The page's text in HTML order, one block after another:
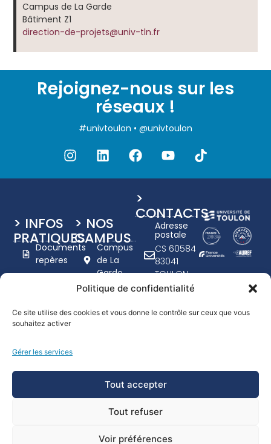
Politique de confidentialité
Ce site utilise des cookies et vous donne le contrôle sur ceux que vous
souhaitez activer
Gérer les services
Tout accepter
Tout refuser
Voir préférences
Campus de La Garde
Bâtiment Z1
direction-de-projets@univ-tln.fr
Rejoignez-nous sur les
réseaux !
#univtoulon • @univtoulon
>
CONTACTS
Adresse
postale
CS 60584
83041
TOULON
CEDEX 9
94 14 20
Formulaire
de
contact
> NOS
CAMPUS
Campus
de La
Garde
Campus
- Porte
Draguignan
> INFOS
PRATIQUES
Documents
repères
graphique
Nous
Handicap
© Université de Toulon 2026Mentions légales - Crédits